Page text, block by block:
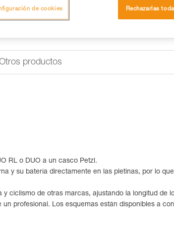
productos
RL o DUO a un casco Petzl.
y su batería directamente en las pletinas, por lo
ciclismo de otras marcas, ajustando la longitud de
profesional. Los esquemas están disponibles a
Rechazarlas
de cookies